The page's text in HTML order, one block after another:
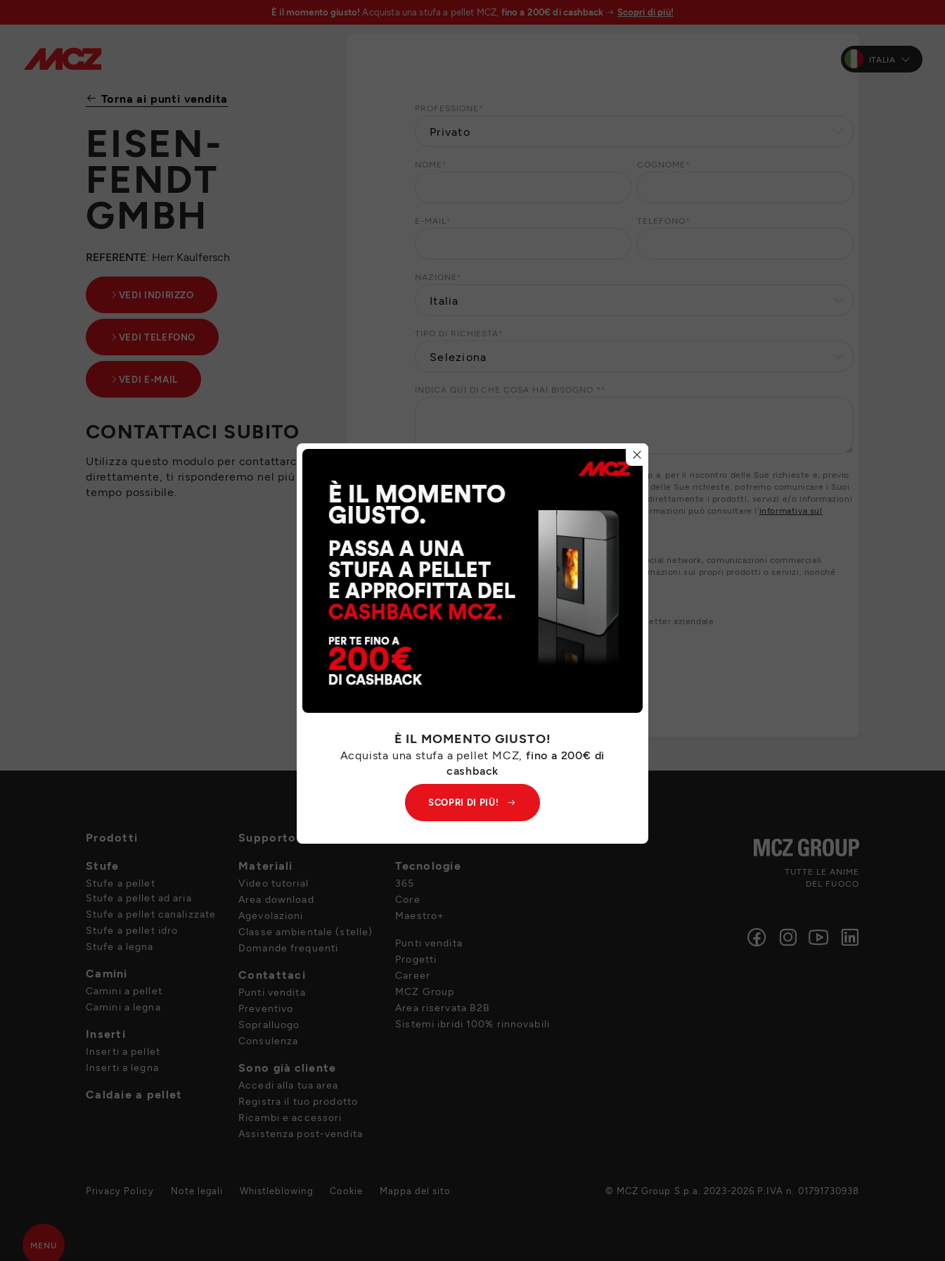
È il momento giusto! Acquista una stufa a pellet MCZ, fino a 200€ di cashback Scopri di più!
ITALIA
Torna ai punti vendita
EISEN-
FENDT
GMBH
REFERENTE: Herr Kaulfersch
VEDI INDIRIZZO
VEDI TELEFONO
VEDI E-MAIL
CONTATTACI SUBITO
Utilizza questo modulo per contattarci
direttamente, ti risponderemo nel più breve
tempo possibile.
PROFESSIONE *
NOME * COGNOME *
E-MAIL * TELEFONO*
NAZIONE *
TIPO DI RICHIESTA *
INDICA QUI DI CHE COSA HAI BISOGNO * *
I Suoi dati personali saranno trattati da MCZ GROUP S.p.a. per il riscontro delle Sue richieste e, previo
suo consenso, per finalità di marketing. Per il riscontro delle Sue richieste, potremo comunicare i Suoi
dati personali ai nostri partner locali che Le forniranno direttamente i prodotti, servizi e/o informazioni
richiesti. Per esercitare i Suoi diritti o per maggiori informazioni può consultare l’informativa sul
trattamento dei dati personali
CONSENTO
NON CONSENTO
a MCZ GROUP S.p.a. di inviarmi tramite e-mail, sms, social network, comunicazioni commerciali
contenenti sondaggi di opinione e di gradimento, informazioni sui propri prodotti o servizi, nonché
promozioni o inviti ad eventi
CONSENTO
NON CONSENTO
a MCZ GROUP S.p.a. di inviarmi tramite e-mail la newsletter aziendale
Prodotti
Stufe
Stufe a pellet
Stufe a pellet ad aria
Stufe a pellet canalizzate
Stufe a pellet idro
Stufe a legna
Camini
Camini a pellet
Camini a legna
Inserti
Inserti a pellet
Inserti a legna
Caldaie a pellet
Supporto
Materiali
Video tutorial
Area download
Agevolazioni
Classe ambientale (stelle)
Domande frequenti
Contattaci
Punti vendita
Preventivo
Sopralluogo
Consulenza
Sono già cliente
Accedi alla tua area
Registra il tuo prodotto
Ricambi e accessori
Assistenza post-vendita
Tecnologie
365
Core
Maestro+
Punti vendita
Progetti
Career
MCZ Group
Area riservata B2B
Sistemi ibridi 100% rinnovabili
TUTTE LE ANIME
DEL FUOCO
Privacy Policy Note legali Whistleblowing Cookie Mappa del sito © MCZ Group S.p.a. 2023-2026 P.IVA n. 01791730938
MENU
È IL MOMENTO GIUSTO!
Acquista una stufa a pellet MCZ, fino a 200€ di
cashback
SCOPRI DI PIÙ!